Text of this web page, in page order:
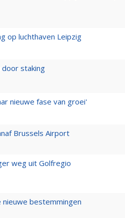
op luchthaven Leipzig
door staking
nieuwe fase van groei'
Brussels Airport
weg uit Golfregio
bestemmingen